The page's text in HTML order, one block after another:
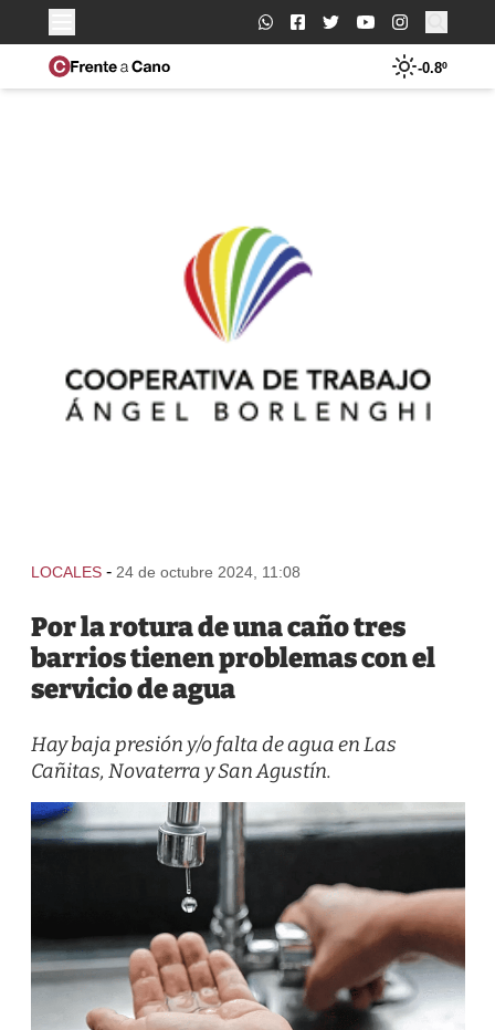
Buscar:
-0.8º
LOCALES - 24 de octubre 2024, 11:08
Por la rotura de una caño tres
barrios tienen problemas con el
servicio de agua
Hay baja presión y/o falta de agua en Las
Cañitas, Novaterra y San Agustín.